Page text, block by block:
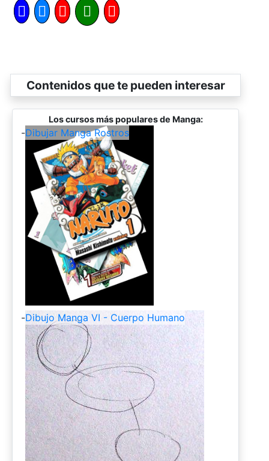
Contenidos que te pueden interesar
Los cursos más populares de Manga:
-Dibujar Manga Rostros
-Dibujo Manga VI - Cuerpo Humano